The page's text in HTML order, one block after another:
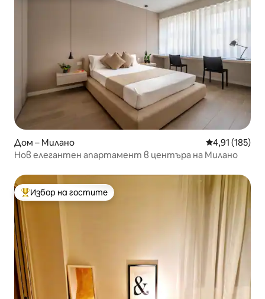
Дом – Милано Средна
4,91 (185)
Нов елегантен апартамент в центъра на Милано
Най-популярен избор на гостите
Избор на гостите